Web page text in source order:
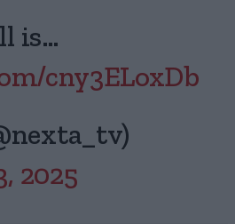
is…
cny3ELoxDb
2025